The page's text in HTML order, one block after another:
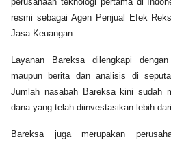
resmi sebagai Agen Penjual Efek
Jasa Keuangan.
Layanan Bareksa dilengkapi
maupun berita dan analisis di
Jumlah nasabah Bareksa kini sudah
dana yang telah diinvestasikan lebih
Bareksa juga merupakan